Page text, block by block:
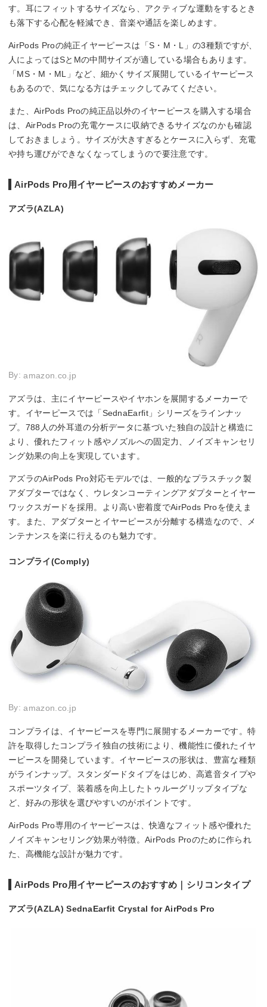
す。耳にフィットするサイズなら、アクティブな運動をするとき
も落下する心配を軽減でき、音楽や通話を楽しめます。
AirPods Proの純正イヤーピースは「S・M・L」の3種類ですが、
人によってはSとMの中間サイズが適している場合もあります。
「MS・M・ML」など、細かくサイズ展開しているイヤーピース
もあるので、気になる方はチェックしてみてください。
また、AirPods Proの純正品以外のイヤーピースを購入する場合
は、AirPods Proの充電ケースに収納できるサイズなのかも確認
しておきましょう。サイズが大きすぎるとケースに入らず、充電
や持ち運びができなくなってしまうので要注意です。
AirPods Pro用イヤーピースのおすすめメーカー
アズラ(AZLA)
By:amazon.co.jp
アズラは、主にイヤーピースやイヤホンを展開するメーカーで
す。イヤーピースでは「SednaEarfit」シリーズをラインナッ
プ。788人の外耳道の分析データに基づいた独自の設計と構造に
より、優れたフィット感やノズルへの固定力、ノイズキャンセリ
ング効果の向上を実現しています。
アズラのAirPods Pro対応モデルでは、一般的なプラスチック製
アダプターではなく、ウレタンコーティングアダプターとイヤー
ワックスガードを採用。より高い密着度でAirPods Proを使えま
す。また、アダプターとイヤーピースが分離する構造なので、メ
ンテナンスを楽に行えるのも魅力です。
コンプライ(Comply)
By:amazon.co.jp
コンプライは、イヤーピースを専門に展開するメーカーです。特
許を取得したコンプライ独自の技術により、機能性に優れたイヤ
ーピースを開発しています。イヤーピースの形状は、豊富な種類
がラインナップ。スタンダードタイプをはじめ、高遮音タイプや
スポーツタイプ、装着感を向上したトゥルーグリップタイプな
ど、好みの形状を選びやすいのがポイントです。
AirPods Pro専用のイヤーピースは、快適なフィット感や優れた
ノイズキャンセリング効果が特徴。AirPods Proのために作られ
た、高機能な設計が魅力です。
AirPods Pro用イヤーピースのおすすめ｜シリコンタイプ
アズラ(AZLA) SednaEarfit Crystal for AirPods Pro